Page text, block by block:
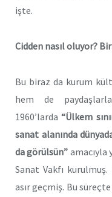
işte.
Cidden nasıl oluyor?
Bu biraz da kurum
hem de
1960’larda“Ülkem
sanat alanında
da görülsün” amacıyla
Sanat Vakfı
asır geçmiş. Bu